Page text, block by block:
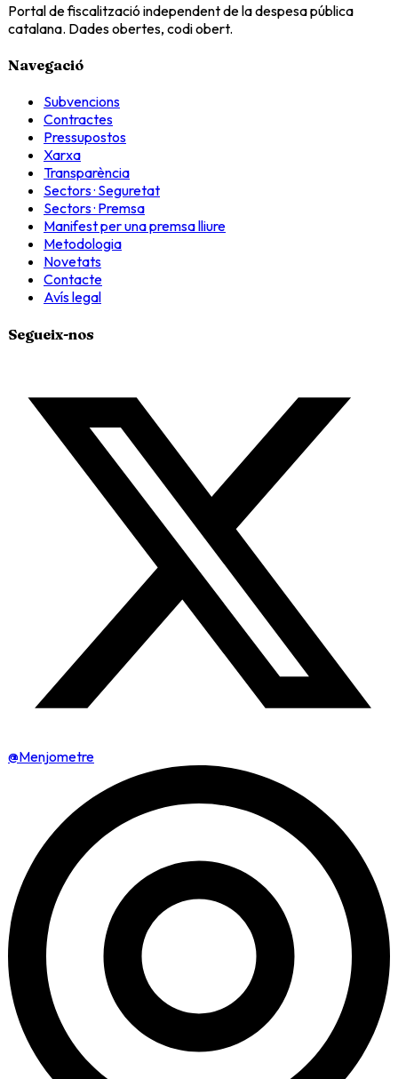
Portal de fiscalització independent de la despesa pública
catalana. Dades obertes, codi obert.
Navegació
Subvencions
Contractes
Pressupostos
Xarxa
Transparència
Sectors · Seguretat
Sectors · Premsa
Manifest per una premsa lliure
Metodologia
Novetats
Contacte
Avís legal
Segueix-nos
@Menjometre